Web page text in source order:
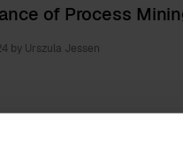
of Process
by Urszula Jessen